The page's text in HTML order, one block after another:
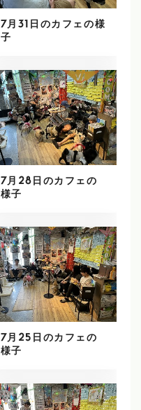
7月31日のカフェの様
子
7月28日のカフェの
様子
7月25日のカフェの
様子